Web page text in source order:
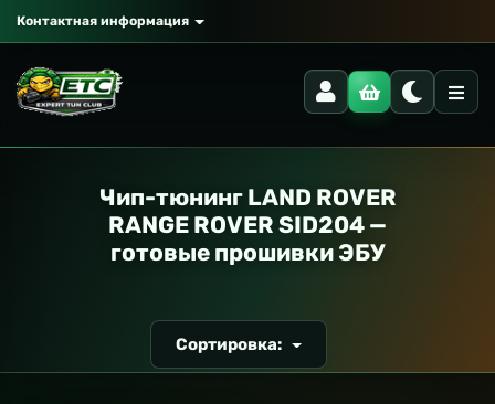
Контактная информация
Чип-тюнинг LAND ROVER
RANGE ROVER SID204 —
готовые прошивки ЭБУ
Сортировка: